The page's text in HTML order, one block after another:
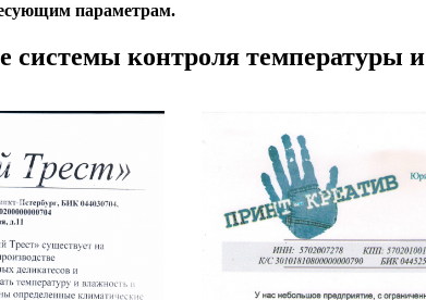
параметрам.
системы контроля температуры